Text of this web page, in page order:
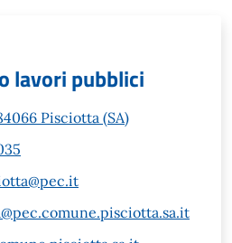
lavori pubblici
Pisciotta (SA)